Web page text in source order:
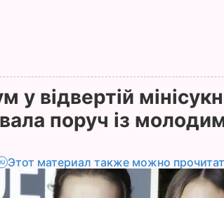
у відвертій
поруч із
Этот материал также можно